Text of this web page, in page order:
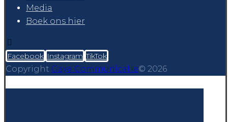
Media
Boek ons hier
Facebook Instagram TikTok
Copyright Gaya Communicatie© 2026